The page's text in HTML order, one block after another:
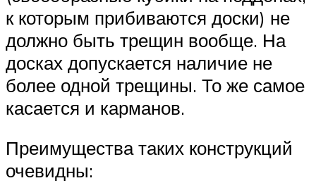
к которым прибиваются доски) не
должно быть трещин вообще. На
досках допускается наличие не
более одной трещины. То же самое
касается и карманов.
Преимущества таких конструкций
очевидны: